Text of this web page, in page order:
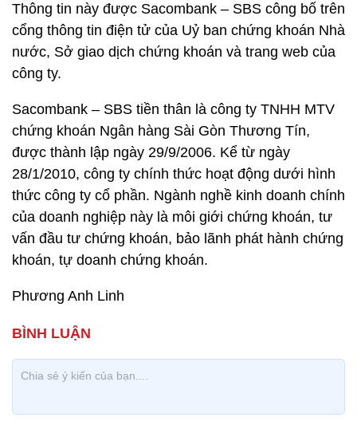
Thông tin này được Sacombank – SBS công bố trên
cổng thông tin điện tử của Uỷ ban chứng khoán Nhà
nước, Sở giao dịch chứng khoán và trang web của
công ty.
Sacombank – SBS tiền thân là công ty TNHH MTV
chứng khoán Ngân hàng Sài Gòn Thương Tín,
được thành lập ngày 29/9/2006. Kể từ ngày
28/1/2010, công ty chính thức hoạt động dưới hình
thức công ty cổ phần. Ngành nghề kinh doanh chính
của doanh nghiệp này là môi giới chứng khoán, tư
vấn đầu tư chứng khoán, bảo lãnh phát hành chứng
khoán, tự doanh chứng khoán.
Phương Anh Linh